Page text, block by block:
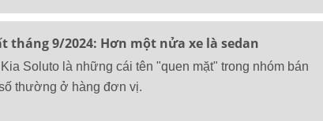
tháng 9/2024: Hơn một nửa xe là sedan
Soluto là những cái tên "quen mặt" trong nhóm bán
thường ở hàng đơn vị.